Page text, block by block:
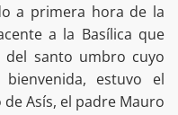
a primera hora de la
a la Basílica que
del santo umbro cuyo
estuvo el
Asís, el padre Mauro